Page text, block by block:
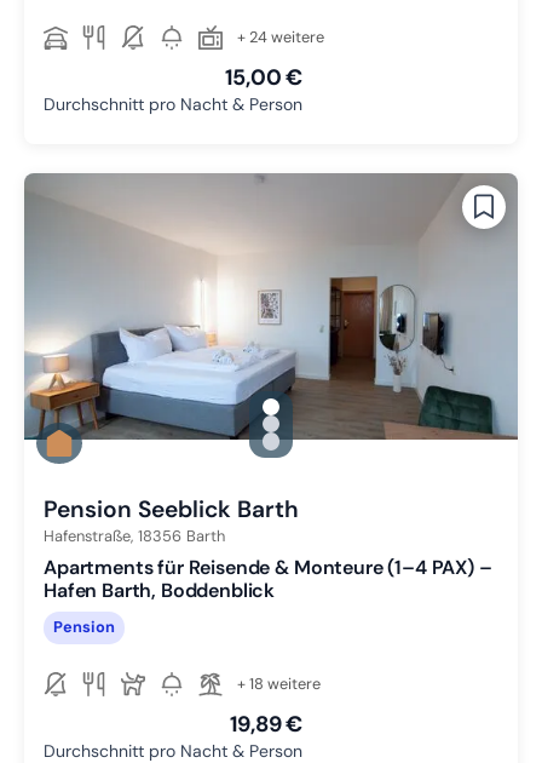
+ 24 weitere
15,00 €
Durchschnitt pro Nacht & Person
gallery.slide_selector
Zu Slide 1 wechseln
Zu Slide 2 wechseln
Zu Slide 3 wechseln
Pension Seeblick Barth
Hafenstraße, 18356 Barth
Apartments für Reisende & Monteure (1–4 PAX) –
Hafen Barth, Boddenblick
Pension
+ 18 weitere
19,89 €
Durchschnitt pro Nacht & Person